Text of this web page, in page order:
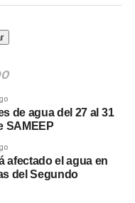
de agua del 27 al 31
SAMEEP
afectado el agua en
del Segundo